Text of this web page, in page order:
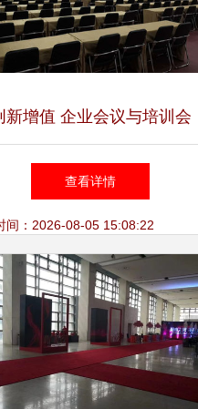
新增值 企业会议与培训会
免费拓展服务，赋能团队成
长新动力
查看详情
间：2026-08-05 15:08:22